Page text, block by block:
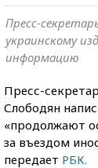
Пресс-
украинскому
информацию
Пресс-
Слободян
«продолжают
за въездом
передает РБК.